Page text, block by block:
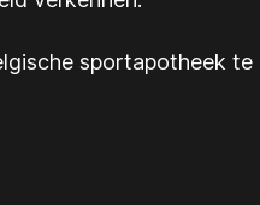
sportapotheek te